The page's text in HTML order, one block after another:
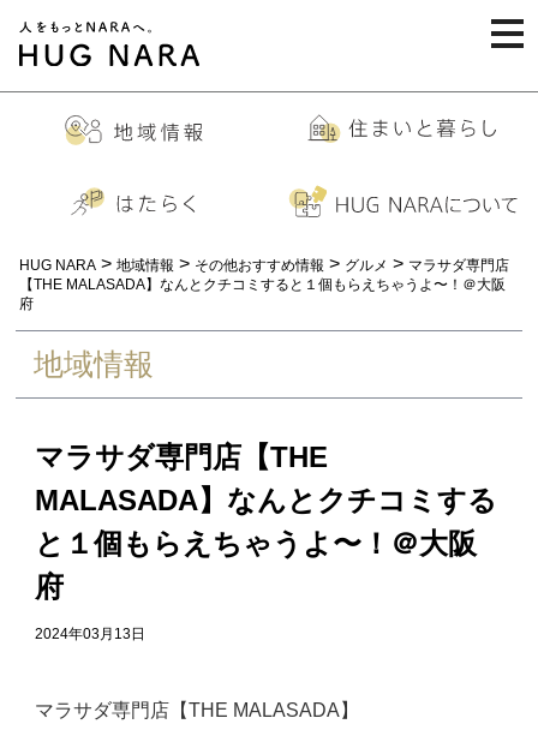
HUG NARA > 地域情報 > その他おすすめ情報 > グルメ > マラサダ専門店
【THE MALASADA】なんとクチコミすると１個もらえちゃうよ〜！＠大阪
府
地域情報
マラサダ専門店【THE
MALASADA】なんとクチコミする
と１個もらえちゃうよ〜！＠大阪
府
2024年03月13日
マラサダ専門店【THE MALASADA】